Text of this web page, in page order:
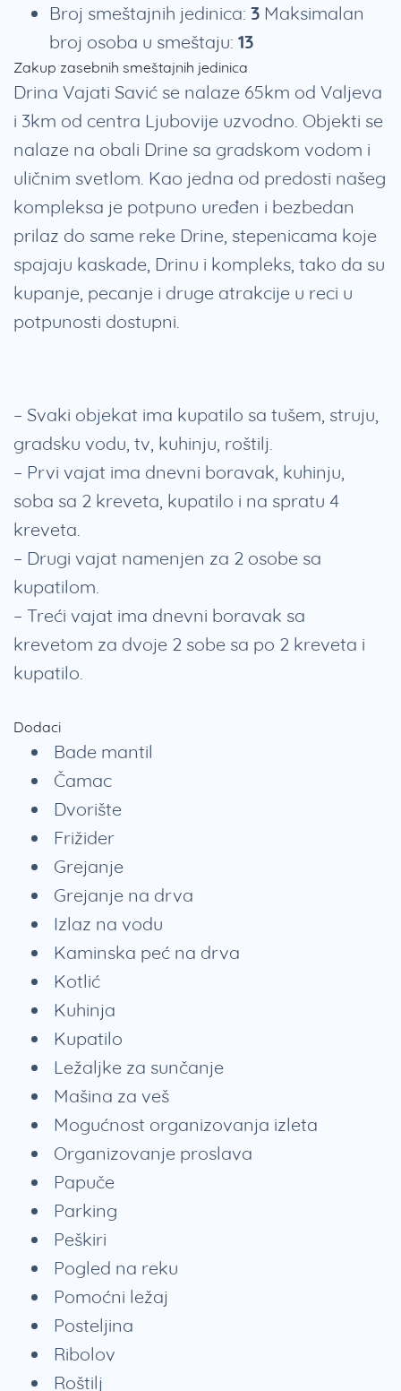
Broj smeštajnih jedinica: 3 Maksimalan
broj osoba u smeštaju: 13
Zakup zasebnih smeštajnih jedinica
Drina Vajati Savić se nalaze 65km od Valjeva
i 3km od centra Ljubovije uzvodno. Objekti se
nalaze na obali Drine sa gradskom vodom i
uličnim svetlom. Kao jedna od predosti našeg
kompleksa je potpuno uređen i bezbedan
prilaz do same reke Drine, stepenicama koje
spajaju kaskade, Drinu i kompleks, tako da su
kupanje, pecanje i druge atrakcije u reci u
potpunosti dostupni.
– Svaki objekat ima kupatilo sa tušem, struju,
gradsku vodu, tv, kuhinju, roštilj.
– Prvi vajat ima dnevni boravak, kuhinju,
soba sa 2 kreveta, kupatilo i na spratu 4
kreveta.
– Drugi vajat namenjen za 2 osobe sa
kupatilom.
– Treći vajat ima dnevni boravak sa
krevetom za dvoje 2 sobe sa po 2 kreveta i
kupatilo.
Dodaci
Bade mantil
Čamac
Dvorište
Frižider
Grejanje
Grejanje na drva
Izlaz na vodu
Kaminska peć na drva
Kotlić
Kuhinja
Kupatilo
Ležaljke za sunčanje
Mašina za veš
Mogućnost organizovanja izleta
Organizovanje proslava
Papuče
Parking
Peškiri
Pogled na reku
Pomoćni ležaj
Posteljina
Ribolov
Roštilj